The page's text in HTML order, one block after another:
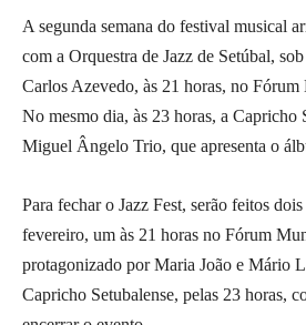
A segunda semana do festival musical
com a Orquestra de Jazz de Setúbal,
Carlos Azevedo, às 21 horas, no
No mesmo dia, às 23 horas, a Capricho
Miguel Ângelo Trio, que apresenta o
Para fechar o Jazz Fest, serão feitos
fevereiro, um às 21 horas no Fórum
protagonizado por Maria João e Mário
Capricho Setubalense, pelas 23 horas,